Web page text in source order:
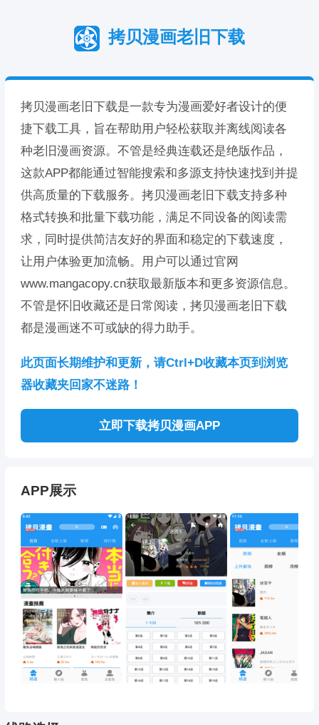
拷贝漫画老旧下载
拷贝漫画老旧下载是一款专为漫画爱好者设计的便
捷下载工具，旨在帮助用户轻松获取并离线阅读各
种老旧漫画资源。不管是经典连载还是绝版作品，
这款APP都能通过智能搜索和多源支持快速找到并提
供高质量的下载服务。拷贝漫画老旧下载支持多种
格式转换和批量下载功能，满足不同设备的阅读需
求，同时提供简洁友好的界面和稳定的下载速度，
让用户体验更加流畅。用户可以通过官网
www.mangacopy.cn获取最新版本和更多资源信息。
不管是怀旧收藏还是日常阅读，拷贝漫画老旧下载
都是漫画迷不可或缺的得力助手。
此页面长期维护和更新，请Ctrl+D收藏本页到浏览
器收藏夹回家不迷路！
立即下载拷贝漫画APP
APP展示